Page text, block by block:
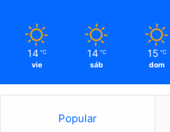
14 ℃
vie
14 ℃
sáb
15 ℃
dom
Popular